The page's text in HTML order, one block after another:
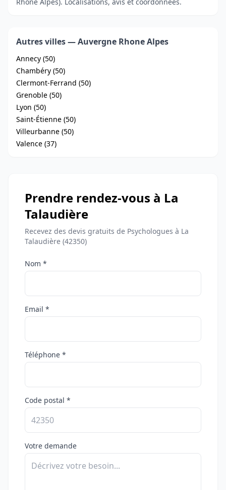
Autres villes — Auvergne Rhone Alpes
Annecy (50)
Chambéry (50)
Clermont-Ferrand (50)
Grenoble (50)
Lyon (50)
Saint-Étienne (50)
Villeurbanne (50)
Valence (37)
Prendre rendez-vous à La
Talaudière
Recevez des devis gratuits de Psychologues à La
Talaudière (42350)
Nom *
Email *
Téléphone *
Code postal *
Votre demande